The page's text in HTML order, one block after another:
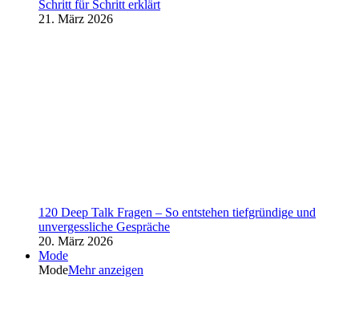
Schritt für Schritt erklärt
21. März 2026
120 Deep Talk Fragen – So entstehen tiefgründige und
unvergessliche Gespräche
20. März 2026
Mode
ModeMehr anzeigen